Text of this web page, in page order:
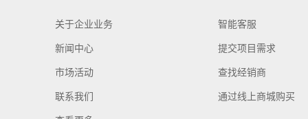
关于企业业务
新闻中心
市场活动
联系我们
智能客服
提交项目需求
查找经销商
通过线上商城购买